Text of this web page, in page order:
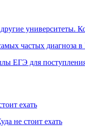
университеты.
частых диагноза в
ЕГЭ для
ехать
не стоит ехать